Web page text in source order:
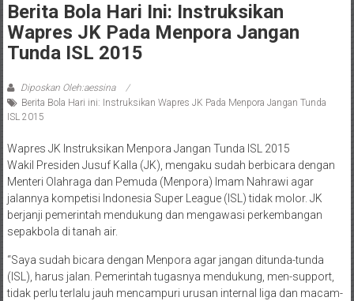
Berita Bola Hari Ini: Instruksikan
Wapres JK Pada Menpora Jangan
Tunda ISL 2015
Diposkan Oleh:aessina
Berita Bola Hari ini: Instruksikan Wapres JK Pada Menpora Jangan Tunda
ISL 2015
Wapres JK Instruksikan Menpora Jangan Tunda ISL 2015
Wakil Presiden Jusuf Kalla (JK), mengaku sudah berbicara dengan
Menteri Olahraga dan Pemuda (Menpora) Imam Nahrawi agar
jalannya kompetisi Indonesia Super League (ISL) tidak molor. JK
berjanji pemerintah mendukung dan mengawasi perkembangan
sepakbola di tanah air.
“Saya sudah bicara dengan Menpora agar jangan ditunda-tunda
(ISL), harus jalan. Pemerintah tugasnya mendukung, men-support,
tidak perlu terlalu jauh mencampuri urusan internal liga dan macam-